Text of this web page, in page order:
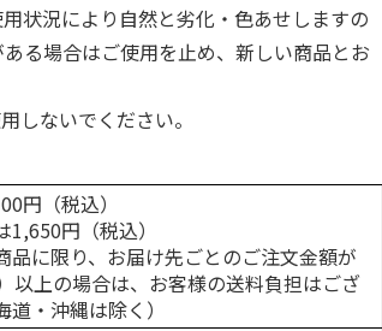
円
別・税込)
470円
(送料別・税込)
120円
(送料別・税込)
状況により自然と劣化・色あせしますの
る場合はご使用を止め、新しい商品とお
しないでください。
円（税込）
円（税込）
品に限り、お届け先ごとのご注文金額が
以上の場合は、お客様の送料負担はござ
・沖縄は除く）